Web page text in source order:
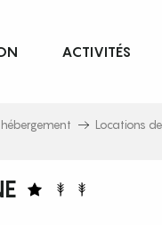
ACTIVITÉS
Locations